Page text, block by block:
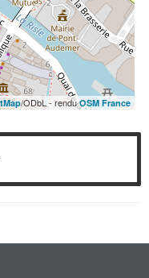
/ODbL - renduOSM France